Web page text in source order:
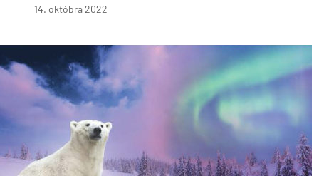
14. októbra 2022